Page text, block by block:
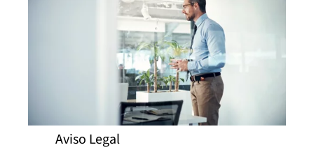
Aviso Legal